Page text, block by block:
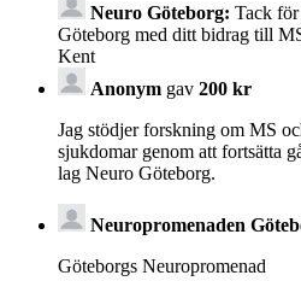
Neuro Göteborg: Tack för
Göteborg med ditt bidrag till
Kent
Anonym gav 200 kr
Jag stödjer forskning om MS
sjukdomar genom att fortsätta
lag Neuro Göteborg.
Neuropromenaden
Göteborgs Neuropromenad